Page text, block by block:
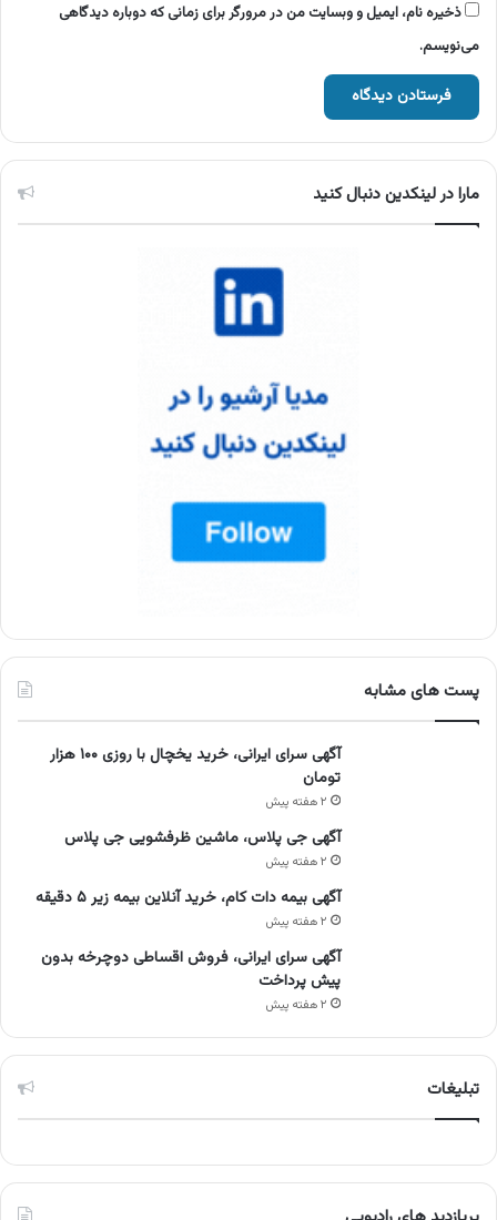
ذخیره نام، ایمیل و وبسایت من در مرورگر برای زمانی که دوباره دیدگاهی
می‌نویسم.
مارا در لینکدین دنبال کنید
پست های مشابه
آگهی سرای ایرانی، خرید یخچال با روزی ۱۰۰ هزار
تومان
۲ هفته پیش
آگهی جی پلاس، ماشین ظرفشویی جی پلاس
۲ هفته پیش
آگهی بیمه دات کام، خرید آنلاین بیمه زیر ۵ دقیقه
۲ هفته پیش
آگهی سرای ایرانی، فروش اقساطی دوچرخه بدون
پیش پرداخت
۲ هفته پیش
تبلیغات